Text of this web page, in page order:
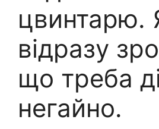
цвинтарю.
відразу
що треба
негайно.